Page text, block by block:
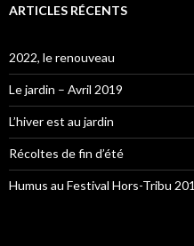
ARTICLES RÉCENTS
2022, le renouveau
Le jardin – Avril 2019
L’hiver est au jardin
Récoltes de fin d’été
Humus au Festival Hors-Tribu